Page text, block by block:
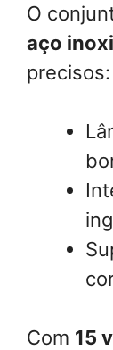
O
aço
precisos:
Com 15